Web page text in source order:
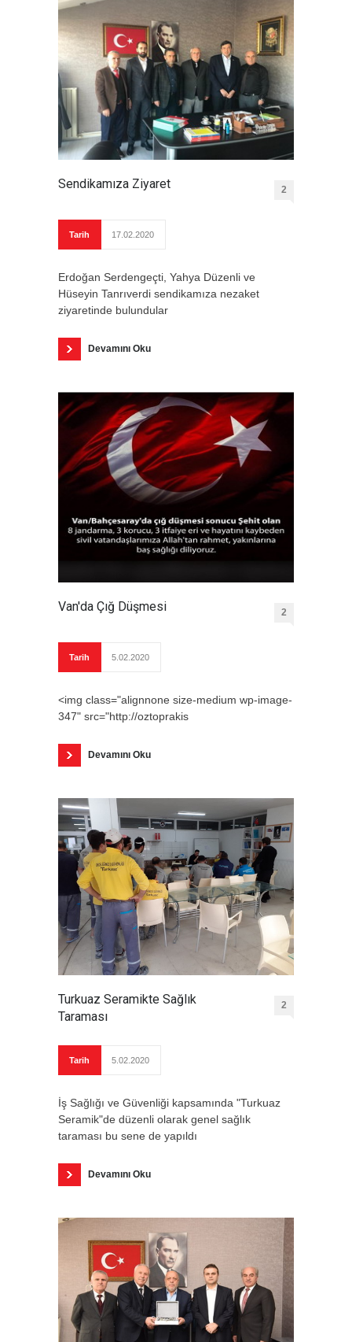
Sendikamıza Ziyaret 2
Tarih 17.02.2020
Erdoğan Serdengeçti, Yahya Düzenli ve
Hüseyin Tanrıverdi sendikamıza nezaket
ziyaretinde bulundular
Devamını Oku
Van'da Çığ Düşmesi 2
Tarih 5.02.2020
<img class="alignnone size-medium wp-image-
347" src="http://oztoprakis
Devamını Oku
Turkuaz Seramikte Sağlık
Taraması
2
Tarih 5.02.2020
İş Sağlığı ve Güvenliği kapsamında "Turkuaz
Seramik"de düzenli olarak genel sağlık
taraması bu sene de yapıldı
Devamını Oku